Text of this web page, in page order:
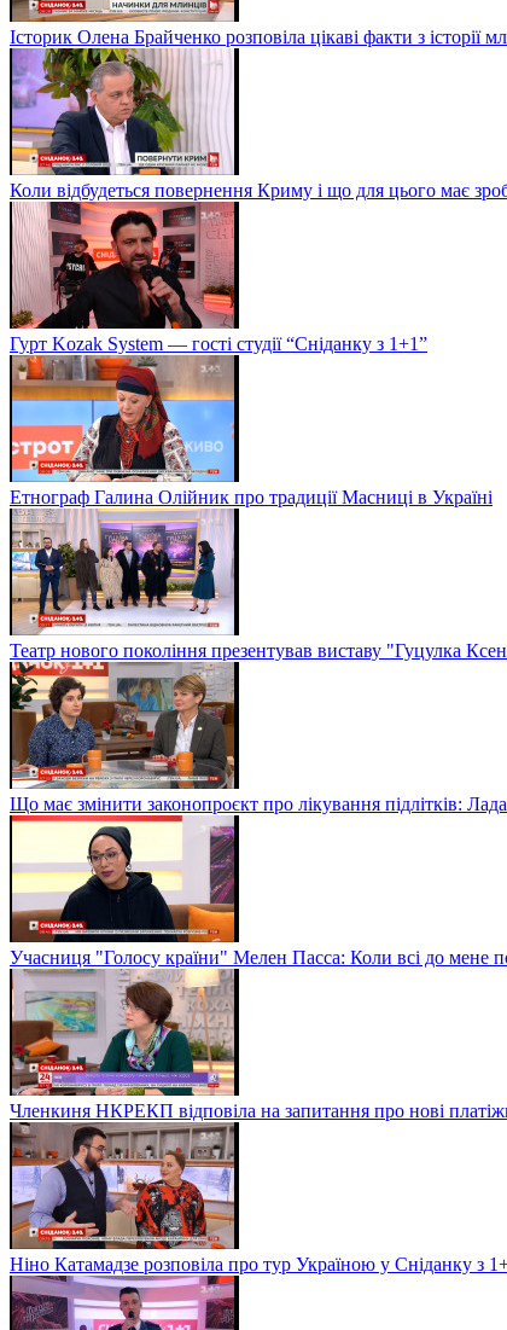
Історик Олена Брайченко розповіла цікаві факти з історії
Коли відбудеться повернення Криму і що для цього має
Гурт Kozak System — гості студії “Сніданку з 1+1”
Етнограф Галина Олійник про традиції Масниці в Україні
Театр нового покоління презентував виставу "Гуцулка
Що має змінити законопроєкт про лікування підлітків:
Учасниця "Голосу країни" Мелен Пасса: Коли всі до мене
Членкиня НКРЕКП відповіла на запитання про нові
Ніно Катамадзе розповіла про тур Україною у Сніданку з